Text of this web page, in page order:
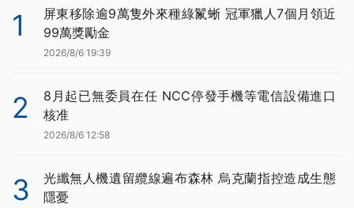
1
屏東移除逾9萬隻外來種綠鬣蜥 冠軍獵人7個月領近
99萬獎勵金
2026/8/6 19:39
2
8月起已無委員在任 NCC停發手機等電信設備進口
核准
2026/8/6 12:58
3
光纖無人機遺留纜線遍布森林 烏克蘭指控造成生態
隱憂